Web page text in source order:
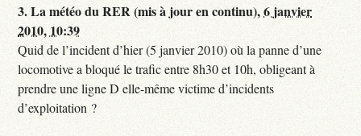
3.La météo du RER (mis à jour en continu),6 janvier
2010, 10:39
Quid de l’incident d’hier (5 janvier 2010) où la panne d’une
locomotive a bloqué le trafic entre 8h30 et 10h, obligeant à
prendre une ligne D elle-même victime d’incidents
d’exploitation ?